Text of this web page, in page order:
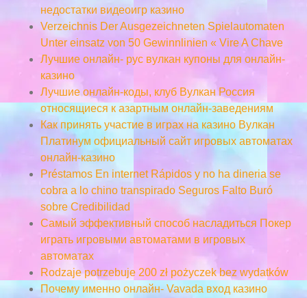
недостатки видеоигр казино
Verzeichnis Der Ausgezeichneten Spielautomaten
Unter einsatz von 50 Gewinnlinien « Vire A Chave
Лучшие онлайн- рус вулкан купоны для онлайн-
казино
Лучшие онлайн-коды, клуб Вулкан Россия
относящиеся к азартным онлайн-заведениям
Как принять участие в играх на казино Вулкан
Платинум официальный сайт игровых автоматах
онлайн-казино
Préstamos En internet Rápidos y no ha dineria se
cobra a lo chino transpirado Seguros Falto Buró
sobre Credibilidad
Самый эффективный способ насладиться Покер
играть игровыми автоматами в игровых
автоматах
Rodzaje potrzebuje 200 zł pożyczek bez wydatków
Почему именно онлайн- Vavada вход казино